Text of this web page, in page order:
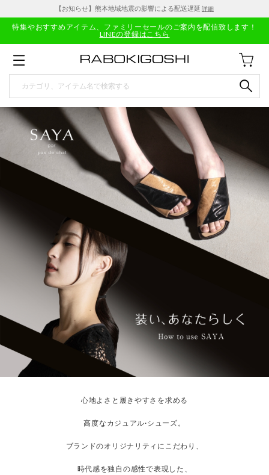
【お知らせ】熊本地域地震の影響による配送遅延 詳細
特集やおすすめアイテム、ファミリーセールのご案内を配信致します！
LINEの登録はこちら
心地よさと履きやすさを求める
高度なカジュアル·シューズ。
ブランドのオリジナリティにこだわり、
時代感を独自の感性で表現した、